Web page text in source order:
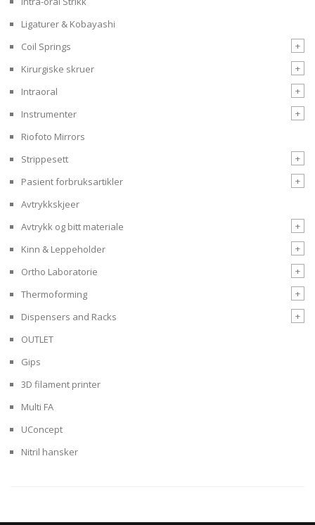
Ligaturer & Kobayashi
Coil Springs
+
Kirurgiske skruer
+
Intraoral
+
Instrumenter
+
Riofoto Mirrors
Strippesett
+
Pasient forbruksartikler
+
Avtrykkskjeer
Avtrykk og bitt materiale
+
Kinn & Leppeholder
+
Ortho Laboratorie
+
Thermoforming
+
Dispensers and Racks
+
OUTLET
Gips
3D filament printer
Multi FA
UConcept
Nitril hansker